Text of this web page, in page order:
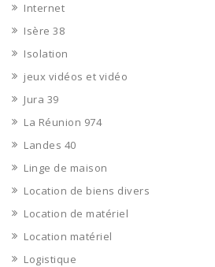
Internet
Isère 38
Isolation
jeux vidéos et vidéo
Jura 39
La Réunion 974
Landes 40
Linge de maison
Location de biens divers
Location de matériel
Location matériel
Logistique